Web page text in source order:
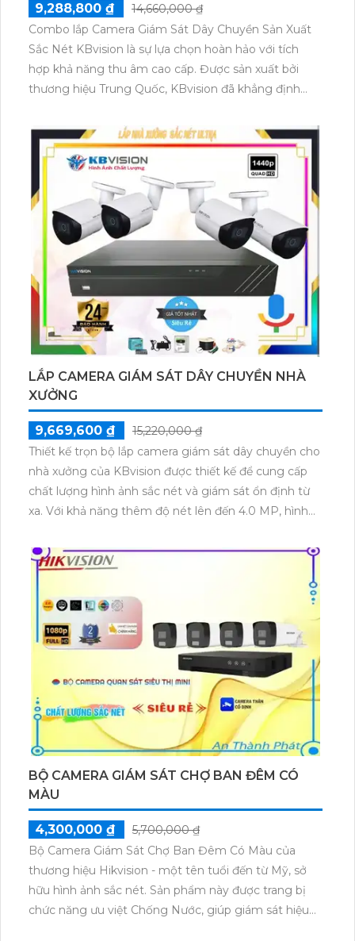
9,288,800 ₫
14,660,000 ₫
Combo lắp Camera Giám Sát Dây Chuyền Sản Xuất
Sắc Nét KBvision là sự lựa chọn hoàn hảo với tích
hợp khả năng thu âm cao cấp. Được sản xuất bởi
thương hiệu Trung Quốc, KBvision đã khẳng định
này không chỉ giúp quản lý và giám sát dây chuyền
sản xuất một cách hiệu quả mà còn mang đến trải
nghiệm âm thanh chất lượng cao. Với KBvision, bạn
không chỉ có được sự an toàn mà còn trải nghiệm
công nghệ tiên tiến và đáng tin cậy nhất.
LẮP CAMERA GIÁM SÁT DÂY CHUYỀN NHÀ
XƯỞNG
9,669,600 ₫
15,220,000 ₫
Thiết kế trọn bộ lắp camera giám sát dây chuyền cho
nhà xưởng của KBvision được thiết kế để cung cấp
chất lượng hình ảnh sắc nét và giám sát ổn định từ
xa. Với khả năng thêm độ nét lên đến 4.0 MP, hình
cung cấp hình ảnh sáng đẹp và dễ dàng cài đặt trên
các thiết bị điện thoại, giúp người dùng dễ dàng
BỘ CAMERA GIÁM SÁT CHỢ BAN ĐÊM CÓ
MÀU
4,300,000 ₫
5,700,000 ₫
Bộ Camera Giám Sát Chợ Ban Đêm Có Màu của
thương hiệu Hikvision - một tên tuổi đến từ Mỹ, sở
hữu hình ảnh sắc nét. Sản phẩm này được trang bị
chức năng ưu việt Chống Nước, giúp giám sát hiệu